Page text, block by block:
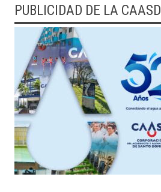
PUBLICIDAD DE LA CAASD